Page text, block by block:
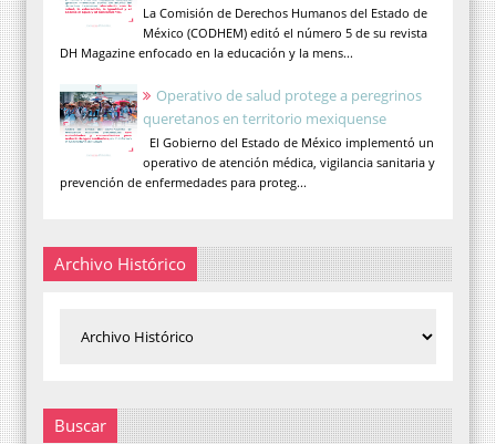
La Comisión de Derechos Humanos del Estado de
México (CODHEM) editó el número 5 de su revista
DH Magazine enfocado en la educación y la mens...
Operativo de salud protege a peregrinos
queretanos en territorio mexiquense
El Gobierno del Estado de México implementó un
operativo de atención médica, vigilancia sanitaria y
prevención de enfermedades para proteg...
Archivo Histórico
Buscar